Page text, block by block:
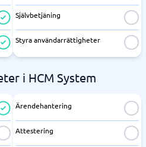
Självbetjäning
Styra användarrättigheter
i HCM System
Ärendehantering
Attestering